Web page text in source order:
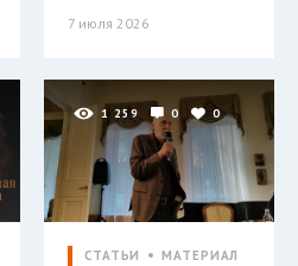
7 июля 2026
1 259 0 0
СТАТЬИ МАТЕРИАЛ